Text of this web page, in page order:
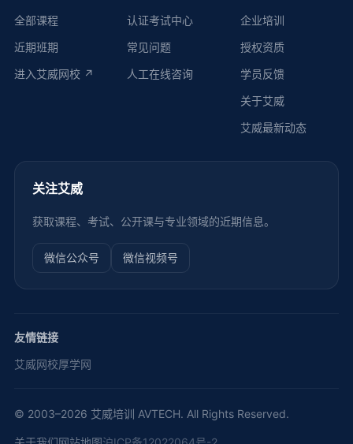
全部课程
近期班期
进入艾威网校 ↗
认证考试中心
常见问题
人工在线咨询
企业培训
授权资质
学员反馈
关于艾威
艾威最新动态
关注艾威
获取课程、考试、公开课与专业领域的近期信息。
微信公众号 微信视频号
友情链接
艾威网校厚学网
© 2003–2026 艾威培训 AVTECH. All Rights Reserved.